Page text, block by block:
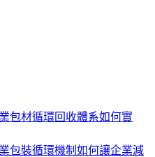
包材循環回收體系如何實
包裝循環機制如何讓企業減